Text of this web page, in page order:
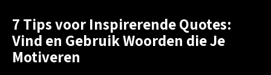
7 Tips voor Inspirerende Quotes:
Vind en Gebruik Woorden die Je
Motiveren